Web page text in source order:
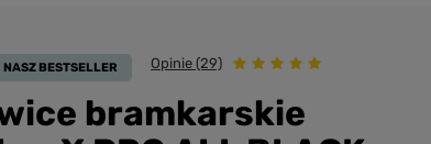
NASZ BESTSELLER Opinie (29)
bramkarskie